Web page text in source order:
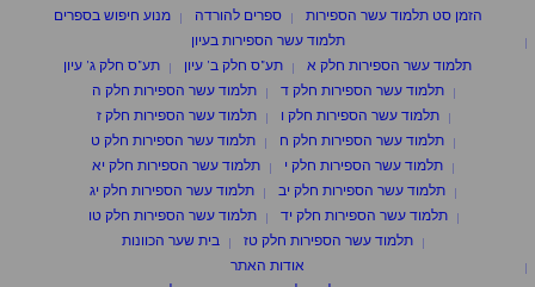
הזמן סט תלמוד עשר הספירות
ספרים להורדה
מנוע חיפוש בספרים
תלמוד עשר הספירות בעיון
תלמוד עשר הספירות חלק א
תע"ס חלק ב' עיון
תע"ס חלק ג' עיון
תלמוד עשר הספירות חלק ד
תלמוד עשר הספירות חלק ה
תלמוד עשר הספירות חלק ו
תלמוד עשר הספירות חלק ז
תלמוד עשר הספירות חלק ח
תלמוד עשר הספירות חלק ט
תלמוד עשר הספירות חלק י
תלמוד עשר הספירות חלק יא
תלמוד עשר הספירות חלק יב
תלמוד עשר הספירות חלק יג
תלמוד עשר הספירות חלק יד
תלמוד עשר הספירות חלק טו
תלמוד עשר הספירות חלק טז
בית שער הכוונות
אודות האתר